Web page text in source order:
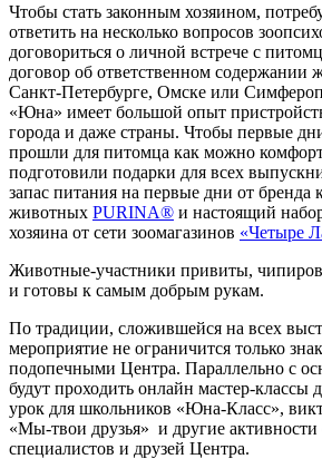
Чтобы стать законным хозяином,
ответить на несколько вопросов
договориться о личной встрече с
договор об ответственном содержании
Санкт-Петербурге, Омске или
«Юна» имеет большой опыт
города и даже страны. Чтобы первые
прошли для питомца как можно
подготовили подарки для всех
запас питания на первые дни от
животных PURINA® и настоящий
хозяина от сети зоомагазинов «Четыре
Животные-участники привиты,
и готовы к самым добрым рукам.
По традиции, сложившейся на всех
мероприятие не ограничится только
подопечными Центра. Параллельно с
будут проходить онлайн мастер-классы
урок для школьников «Юна-Класс»,
«Мы-твои друзья» и другие активности
специалистов и друзей Центра.